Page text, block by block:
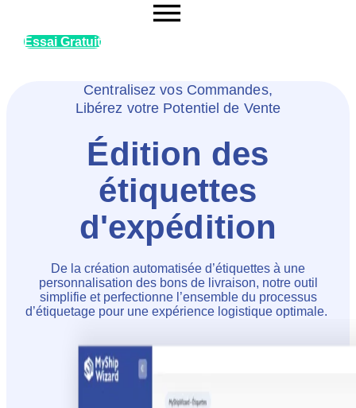
Essai Gratuit
Centralisez vos Commandes,
Libérez votre Potentiel de Vente
Édition des
étiquettes
d'expédition
De la création automatisée d’étiquettes à une
personnalisation des bons de livraison, notre outil
simplifie et perfectionne l’ensemble du processus
d’étiquetage pour une expérience logistique optimale.